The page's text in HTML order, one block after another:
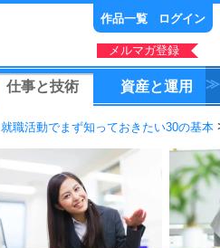
作品一覧 ログイン
メルマガ登録
仕事と技術 資産と運用
就職活動でまず知っておきたい30の基本